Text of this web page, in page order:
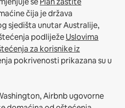
čija je država
sjedišta unutar Australije,
podliježeUslovima
za korisnike iz
pokrivenosti prikazana su u
Airbnb ugovorne